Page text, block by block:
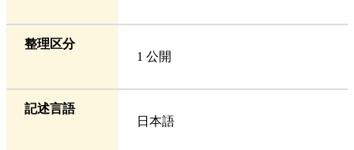
整理区分
1 公開
記述言語
日本語